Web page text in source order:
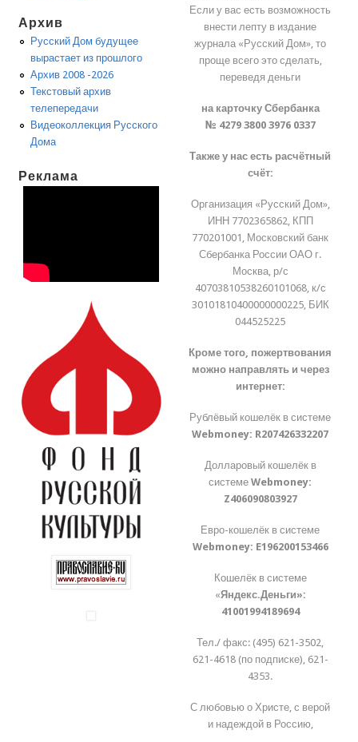
Архив
Русский Дом будущее
вырастает из прошлого
Архив 2008 -2026
Текстовый архив
телепередачи
Видеоколлекция Русского
Дома
Реклама
Если у вас есть возможность
внести лепту в издание
журнала «Русский Дом», то
проще всего это сделать,
переведя деньги
на карточку Сбербанка
№ 4279 3800 3976 0337
Также у нас есть расчётный
счёт:
Организация «Русский Дом»,
ИНН 7702365862, КПП
770201001, Московский банк
Сбербанка России ОАО г.
Москва, р/с
40703810538260101068, к/с
30101810400000000225, БИК
044525225
Кроме того, пожертвования
можно направлять и через
интернет:
Рублёвый кошелёк в системе
Webmoney: R207426332207
Долларовый кошелёк в
системеWebmoney:
Z406090803927
Евро-кошелёк в системе
Webmoney: E196200153466
Кошелёк в системе
«Яндекс.Деньги»:
41001994189694
Тел./ факс: (495) 621-3502,
621-4618 (по подписке), 621-
4353.
С любовью о Христе, с верой
и надеждой в Россию,